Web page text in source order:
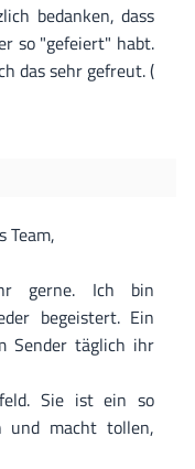
bedanken, dass
so "gefeiert" habt.
das sehr gefreut. (
Team,
gerne. Ich bin
begeistert. Ein
Sender täglich ihr
Sie ist ein so
und macht tollen,